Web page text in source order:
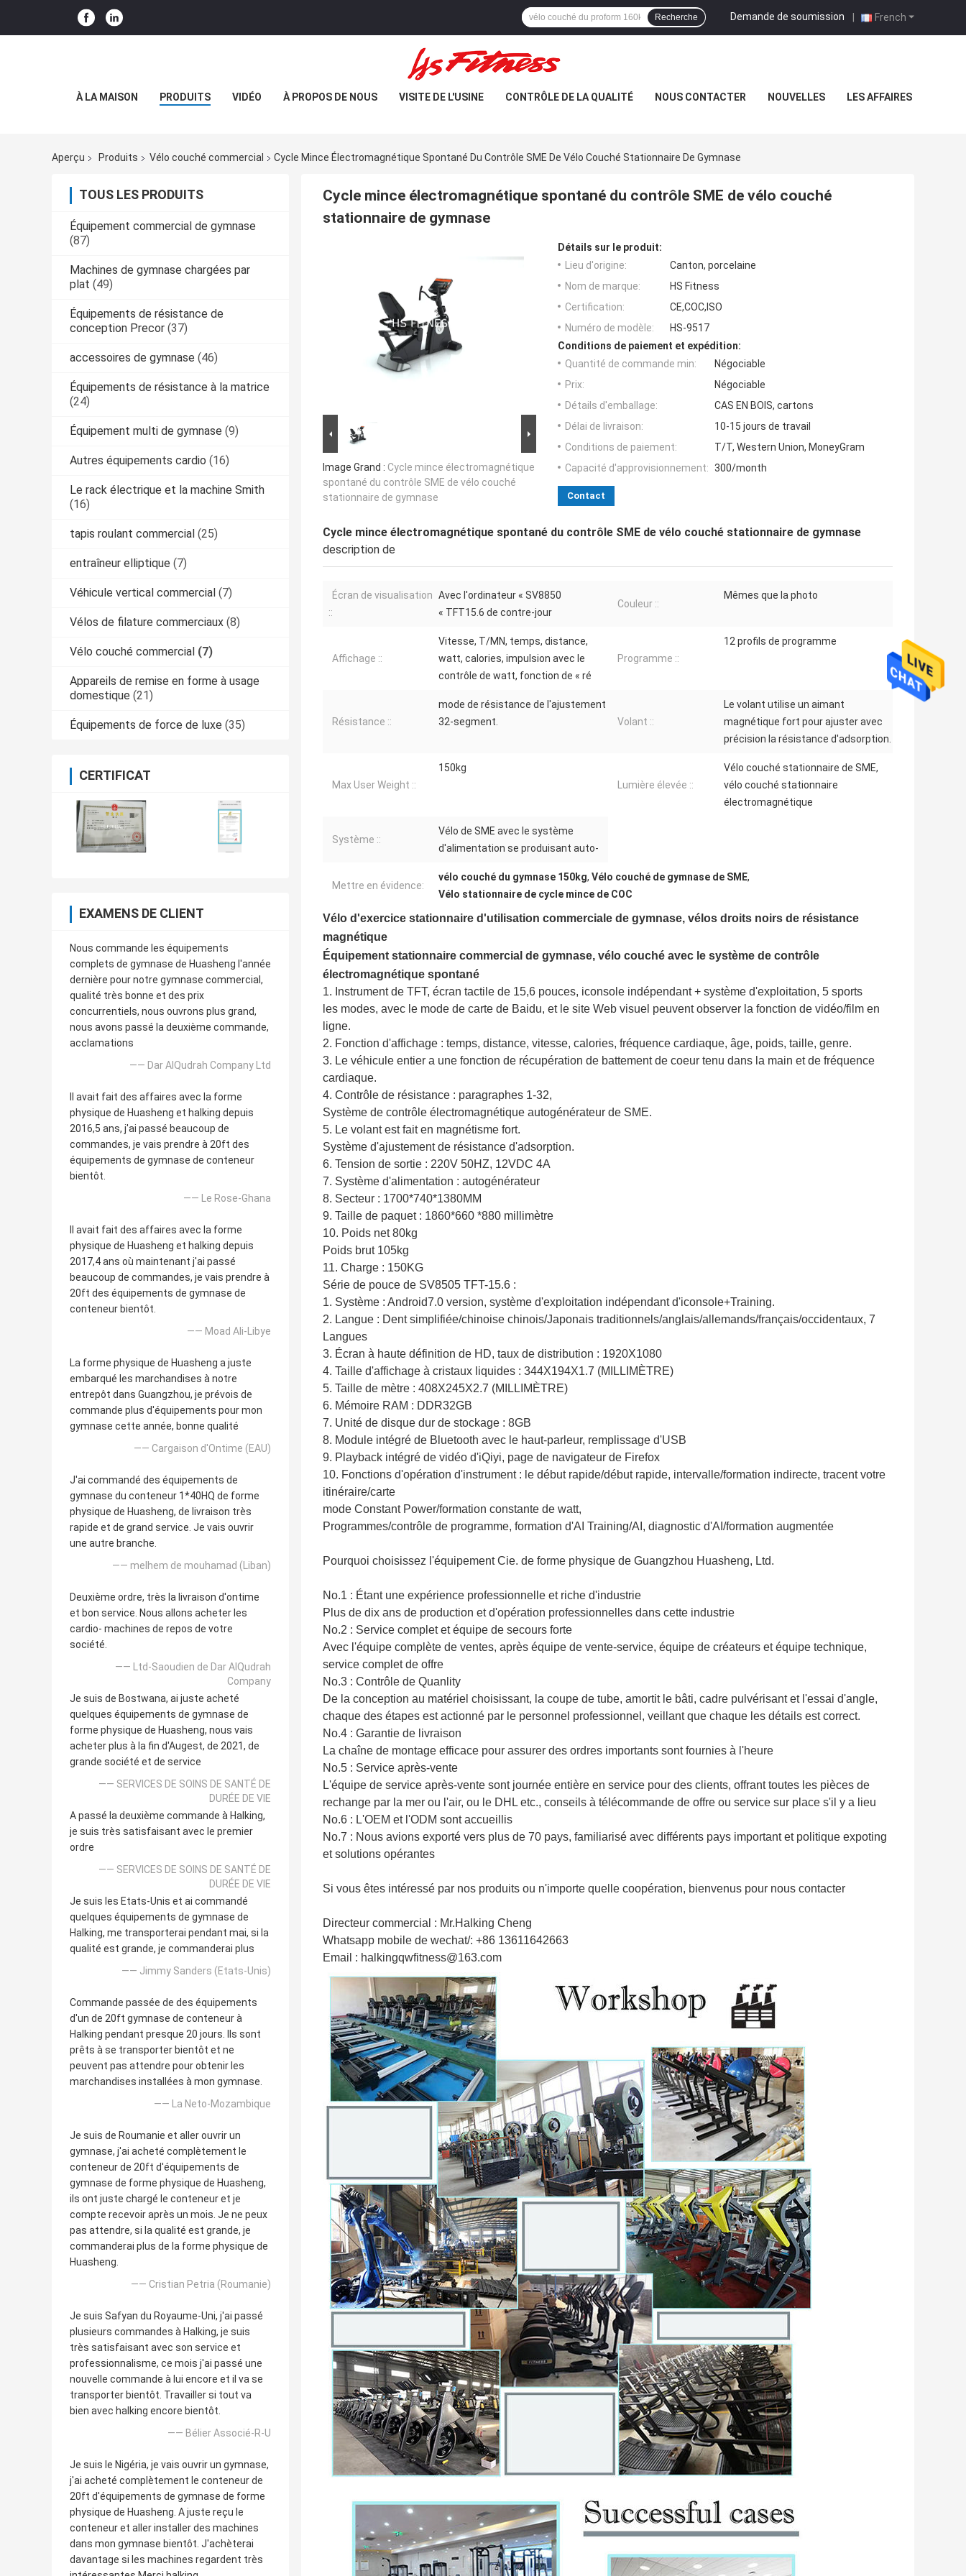
French
Demande de soumission |
Recherche
À LA MAISON PRODUITS VIDÉO À PROPOS DE NOUS VISITE DE L'USINE CONTRÔLE DE LA QUALITÉ NOUS CONTACTER NOUVELLES LES AFFAIRES
Aperçu Produits Vélo couché commercial Cycle Mince Électromagnétique Spontané Du Contrôle SME De Vélo Couché Stationnaire De Gymnase
TOUS LES PRODUITS
Équipement commercial de gymnase
(87)
Machines de gymnase chargées par
plat (49)
Équipements de résistance de
conception Precor (37)
accessoires de gymnase (46)
Équipements de résistance à la matrice
(24)
Équipement multi de gymnase (9)
Autres équipements cardio (16)
Le rack électrique et la machine Smith
(16)
tapis roulant commercial (25)
entraîneur elliptique (7)
Véhicule vertical commercial (7)
Vélos de filature commerciaux (8)
Vélo couché commercial (7)
Appareils de remise en forme à usage
domestique (21)
Équipements de force de luxe (35)
CERTIFICAT
EXAMENS DE CLIENT
Nous commande les équipements
complets de gymnase de Huasheng l'année
dernière pour notre gymnase commercial,
qualité très bonne et des prix
concurrentiels, nous ouvrons plus grand,
nous avons passé la deuxième commande,
acclamations
—— Dar AlQudrah Company Ltd
Il avait fait des affaires avec la forme
physique de Huasheng et halking depuis
2016,5 ans, j'ai passé beaucoup de
commandes, je vais prendre à 20ft des
équipements de gymnase de conteneur
bientôt.
—— Le Rose-Ghana
Il avait fait des affaires avec la forme
physique de Huasheng et halking depuis
2017,4 ans où maintenant j'ai passé
beaucoup de commandes, je vais prendre à
20ft des équipements de gymnase de
conteneur bientôt.
—— Moad Ali-Libye
La forme physique de Huasheng a juste
embarqué les marchandises à notre
entrepôt dans Guangzhou, je prévois de
commande plus d'équipements pour mon
gymnase cette année, bonne qualité
—— Cargaison d'Ontime (EAU)
J'ai commandé des équipements de
gymnase du conteneur 1*40HQ de forme
physique de Huasheng, de livraison très
rapide et de grand service. Je vais ouvrir
une autre branche.
—— melhem de mouhamad (Liban)
Deuxième ordre, très la livraison d'ontime
et bon service. Nous allons acheter les
cardio- machines de repos de votre
société.
—— Ltd-Saoudien de Dar AlQudrah
Company
Je suis de Bostwana, ai juste acheté
quelques équipements de gymnase de
forme physique de Huasheng, nous vais
acheter plus à la fin d'Augest, de 2021, de
grande société et de service
—— SERVICES DE SOINS DE SANTÉ DE
DURÉE DE VIE
A passé la deuxième commande à Halking,
je suis très satisfaisant avec le premier
ordre
—— SERVICES DE SOINS DE SANTÉ DE
DURÉE DE VIE
Je suis les Etats-Unis et ai commandé
quelques équipements de gymnase de
Halking, me transporterai pendant mai, si la
qualité est grande, je commanderai plus
—— Jimmy Sanders (Etats-Unis)
Commande passée de des équipements
d'un de 20ft gymnase de conteneur à
Halking pendant presque 20 jours. Ils sont
prêts à se transporter bientôt et ne
peuvent pas attendre pour obtenir les
marchandises installées à mon gymnase.
—— La Neto-Mozambique
Je suis de Roumanie et aller ouvrir un
gymnase, j'ai acheté complètement le
conteneur de 20ft d'équipements de
gymnase de forme physique de Huasheng,
ils ont juste chargé le conteneur et je
compte recevoir après un mois. Je ne peux
pas attendre, si la qualité est grande, je
commanderai plus de la forme physique de
Huasheng.
—— Cristian Petria (Roumanie)
Je suis Safyan du Royaume-Uni, j'ai passé
plusieurs commandes à Halking, je suis
très satisfaisant avec son service et
professionnalisme, ce mois j'ai passé une
nouvelle commande à lui encore et il va se
transporter bientôt. Travailler si tout va
bien avec halking encore bientôt.
—— Bélier Associé-R-U
Je suis le Nigéria, je vais ouvrir un gymnase,
j'ai acheté complètement le conteneur de
20ft d'équipements de gymnase de forme
physique de Huasheng. A juste reçu le
conteneur et aller installer des machines
dans mon gymnase bientôt. J'achèterai
davantage si les machines regardent très
Cycle mince électromagnétique spontané du contrôle SME de vélo couché
stationnaire de gymnase
Image Grand : Cycle mince électromagnétique
spontané du contrôle SME de vélo couché
stationnaire de gymnase
Détails sur le produit:
Lieu d'origine:
Canton, porcelaine
Nom de marque:
HS Fitness
Certification:
CE,COC,ISO
Numéro de modèle:
HS-9517
Conditions de paiement et expédition:
Quantité de commande min:
Négociable
Prix:
Négociable
Détails d'emballage:
CAS EN BOIS, cartons
Délai de livraison:
10-15 jours de travail
Conditions de paiement:
T/T, Western Union, MoneyGram
Capacité d'approvisionnement: 300/month
Contact
Cycle mince électromagnétique spontané du contrôle SME de vélo couché stationnaire de gymnase
description de
Écran de visualisation
::
Avec l'ordinateur « SV8850
« TFT15.6 de contre-jour
Couleur ::
Mêmes que la photo
Affichage ::
Vitesse, T/MN, temps, distance,
watt, calories, impulsion avec le
contrôle de watt, fonction de « ré
Programme ::
12 profils de programme
Résistance ::
mode de résistance de l'ajustement
32-segment.
Volant ::
Le volant utilise un aimant
magnétique fort pour ajuster avec
précision la résistance d'adsorption.
Max User Weight ::
150kg
Lumière élevée ::
Vélo couché stationnaire de SME,
vélo couché stationnaire
électromagnétique
Système ::
Vélo de SME avec le système
d'alimentation se produisant auto-
Mettre en évidence:
vélo couché du gymnase 150kg, Vélo couché de gymnase de SME,
Vélo stationnaire de cycle mince de COC
Vélo d'exercice stationnaire d'utilisation commerciale de gymnase, vélos droits noirs de résistance
magnétique
Équipement stationnaire commercial de gymnase, vélo couché avec le système de contrôle
électromagnétique spontané
1. Instrument de TFT, écran tactile de 15,6 pouces, iconsole indépendant + système d'exploitation, 5 sports
les modes, avec le mode de carte de Baidu, et le site Web visuel peuvent observer la fonction de vidéo/film en
ligne.
2. Fonction d'affichage : temps, distance, vitesse, calories, fréquence cardiaque, âge, poids, taille, genre.
3. Le véhicule entier a une fonction de récupération de battement de coeur tenu dans la main et de fréquence
cardiaque.
4. Contrôle de résistance : paragraphes 1-32,
Système de contrôle électromagnétique autogénérateur de SME.
5. Le volant est fait en magnétisme fort.
Système d'ajustement de résistance d'adsorption.
6. Tension de sortie : 220V 50HZ, 12VDC 4A
7. Système d'alimentation : autogénérateur
8. Secteur : 1700*740*1380MM
9. Taille de paquet : 1860*660 *880 millimètre
10. Poids net 80kg
Poids brut 105kg
11. Charge : 150KG
Série de pouce de SV8505 TFT-15.6 :
1. Système : Android7.0 version, système d'exploitation indépendant d'iconsole+Training.
2. Langue : Dent simplifiée/chinoise chinois/Japonais traditionnels/anglais/allemands/français/occidentaux, 7
Langues
3. Écran à haute définition de HD, taux de distribution : 1920X1080
4. Taille d'affichage à cristaux liquides : 344X194X1.7 (MILLIMÈTRE)
5. Taille de mètre : 408X245X2.7 (MILLIMÈTRE)
6. Mémoire RAM : DDR32GB
7. Unité de disque dur de stockage : 8GB
8. Module intégré de Bluetooth avec le haut-parleur, remplissage d'USB
9. Playback intégré de vidéo d'iQiyi, page de navigateur de Firefox
10. Fonctions d'opération d'instrument : le début rapide/début rapide, intervalle/formation indirecte, tracent votre
itinéraire/carte
mode Constant Power/formation constante de watt,
Programmes/contrôle de programme, formation d'AI Training/AI, diagnostic d'AI/formation augmentée
Pourquoi choisissez l'équipement Cie. de forme physique de Guangzhou Huasheng, Ltd.
No.1 : Étant une expérience professionnelle et riche d'industrie
Plus de dix ans de production et d'opération professionnelles dans cette industrie
No.2 : Service complet et équipe de secours forte
Avec l'équipe complète de ventes, après équipe de vente-service, équipe de créateurs et équipe technique,
service complet de offre
No.3 : Contrôle de Quanlity
De la conception au matériel choisissant, la coupe de tube, amortit le bâti, cadre pulvérisant et l'essai d'angle,
chaque des étapes est actionné par le personnel professionnel, veillant que chaque les détails est correct.
No.4 : Garantie de livraison
La chaîne de montage efficace pour assurer des ordres importants sont fournies à l'heure
No.5 : Service après-vente
L'équipe de service après-vente sont journée entière en service pour des clients, offrant toutes les pièces de
rechange par la mer ou l'air, ou le DHL etc., conseils à télécommande de offre ou service sur place s'il y a lieu
No.6 : L'OEM et l'ODM sont accueillis
No.7 : Nous avions exporté vers plus de 70 pays, familiarisé avec différents pays important et politique expoting
et solutions opérantes
Si vous êtes intéressé par nos produits ou n'importe quelle coopération, bienvenus pour nous contacter
Directeur commercial : Mr.Halking Cheng
Whatsapp mobile de wechat/: +86 13611642663
Email : halkingqwfitness@163.com